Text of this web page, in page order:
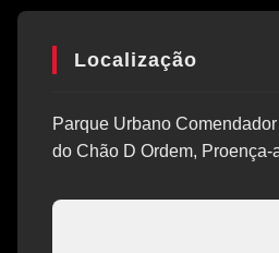
Localização
Parque Urbano
do Chão D Ordem, Proença-